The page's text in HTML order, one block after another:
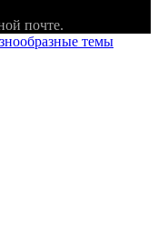
почте.
темы